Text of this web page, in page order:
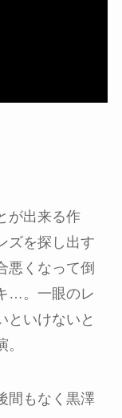
が出来る作
ズを探し出す
悪くなって倒
…。一眼のレ
といけないと
間もなく黒澤